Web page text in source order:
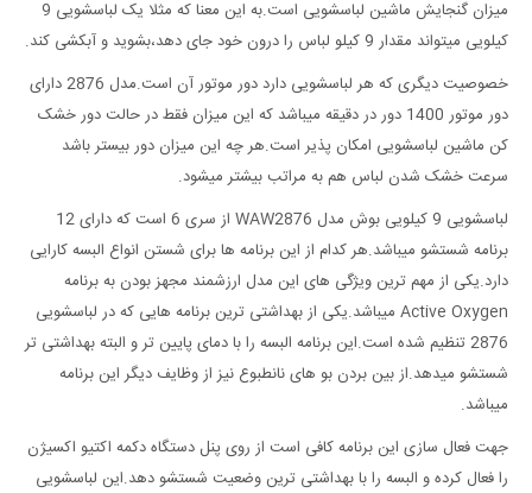
میزان گنجایش ماشین لباسشویی است.به این معنا که مثلا یک لباسشویی 9
کیلویی میتواند مقدار 9 کیلو لباس را درون خود جای دهد،بشوید و آبکشی کند.
خصوصیت دیگری که هر لباسشویی دارد دور موتور آن است.مدل 2876 دارای
دور موتور 1400 دور در دقیقه میباشد که این میزان فقط در حالت دور خشک
کن ماشین لباسشویی امکان پذیر است.هر چه این میزان دور بیستر باشد
سرعت خشک شدن لباس هم به مراتب بیشتر میشود.
لباسشویی 9 کیلویی بوش مدل WAW2876 از سری 6 است که دارای 12
برنامه شستشو میباشد.هر کدام از این برنامه ها برای شستن انواع البسه کارایی
دارد.یکی از مهم ترین ویژگی های این مدل ارزشمند مجهز بودن به برنامه
Active Oxygen میباشد.یکی از بهداشتی ترین برنامه هایی که در لباسشویی
2876 تنظیم شده است.این برنامه البسه را با دمای پایین تر و البته بهداشتی تر
شستشو میدهد.از بین بردن بو های نانطبوع نیز از وظایف دیگر این برنامه
میباشد.
جهت فعال سازی این برنامه کافی است از روی پنل دستگاه دکمه اکتیو اکسیژن
را فعال کرده و البسه را با بهداشتی ترین وضعیت شستشو دهد.این لباسشویی